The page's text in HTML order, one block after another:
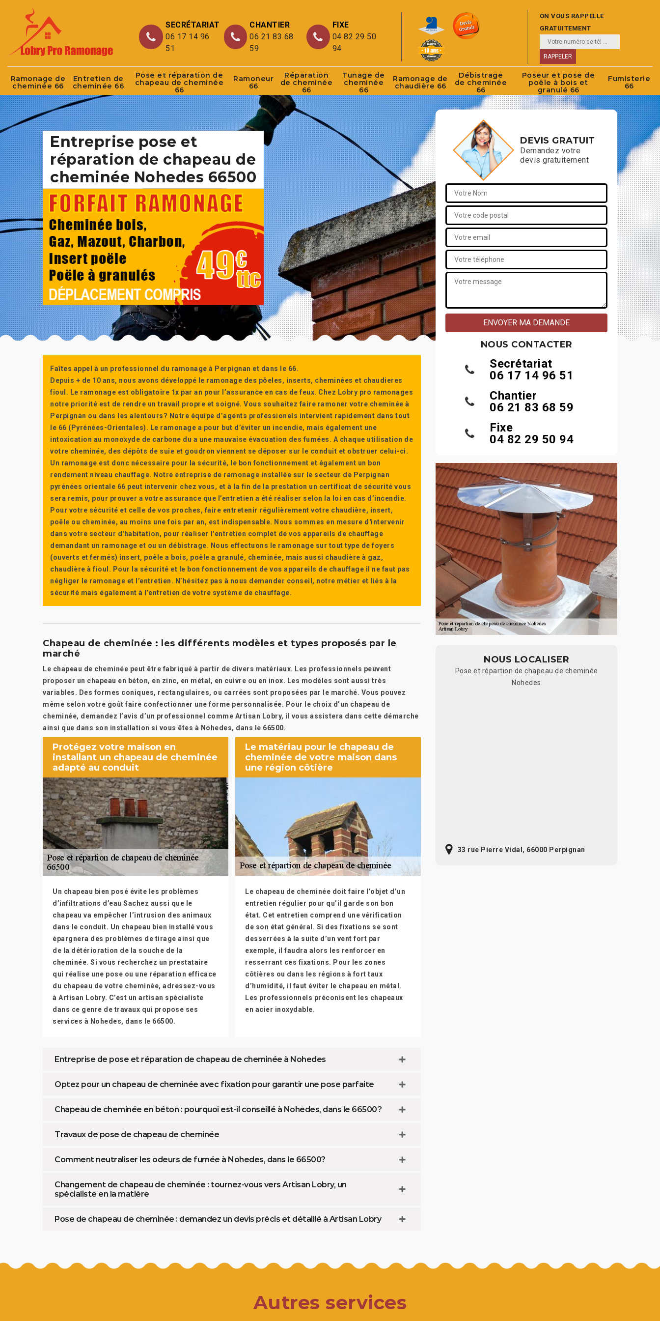
SECRÉTARIAT
06 17 14 96
51
CHANTIER
06 21 83 68
59
FIXE
04 82 29 50
94
ON VOUS RAPPELLE
GRATUITEMENT
Ramonage de
cheminée 66
Entretien de
cheminée 66
Pose et réparation de
chapeau de cheminée
66
Ramoneur
66
Réparation
de cheminée
66
Tunage de
cheminée
66
Ramonage de
chaudière 66
Débistrage
de cheminée
66
Poseur et pose de
poêle à bois et
granulé 66
Fumisterie
66
Entreprise pose et
réparation de chapeau de
cheminée Nohedes 66500
Faîtes appel à un professionnel du ramonage à Perpignan et dans le 66.
Depuis + de 10 ans, nous avons développé le ramonage des pôeles, inserts, cheminées et chaudieres
fioul. Le ramonage est obligatoire 1x par an pour l’assurance en cas de feux. Chez Lobry pro ramonages
notre priorité est de rendre un travail propre et soigné. Vous souhaitez faire ramoner votre cheminée à
Perpignan ou dans les alentours? Notre équipe d’agents professionels intervient rapidement dans tout
le 66 (Pyrénées-Orientales). Le ramonage a pour but d’éviter un incendie, mais également une
intoxication au monoxyde de carbone du a une mauvaise évacuation des fumées. A chaque utilisation de
votre cheminée, des dépôts de suie et goudron viennent se déposer sur le conduit et obstruer celui-ci.
Un ramonage est donc nécessaire pour la sécurité, le bon fonctionnement et également un bon
rendement niveau chauffage. Notre entreprise de ramonage installée sur le secteur de Perpignan
pyrénées orientale 66 peut intervenir chez vous, et à la fin de la prestation un certificat de sécurité vous
sera remis, pour prouver a votre assurance que l’entretien a été réaliser selon la loi en cas d’incendie.
Pour votre sécurité et celle de vos proches, faire entretenir régulièrement votre chaudière, insert,
poêle ou cheminée, au moins une fois par an, est indispensable. Nous sommes en mesure d'intervenir
dans votre secteur d'habitation, pour réaliser l'entretien complet de vos appareils de chauffage
demandant un ramonage et ou un débistrage. Nous effectuons le ramonage sur tout type de foyers
(ouverts et fermés) insert, poêle a bois, poêle a granulé, cheminée, mais aussi chaudière à gaz,
chaudière à fioul. Pour la sécurité et le bon fonctionnement de vos appareils de chauffage il ne faut pas
négliger le ramonage et l’entretien. N’hésitez pas à nous demander conseil, notre métier et liés à la
sécurité mais également à l’entretien de votre système de chauffage.
Chapeau de cheminée : les différents modèles et types proposés par le
marché
Le chapeau de cheminée peut être fabriqué à partir de divers matériaux. Les professionnels peuvent
proposer un chapeau en béton, en zinc, en métal, en cuivre ou en inox. Les modèles sont aussi très
variables. Des formes coniques, rectangulaires, ou carrées sont proposées par le marché. Vous pouvez
même selon votre goût faire confectionner une forme personnalisée. Pour le choix d’un chapeau de
cheminée, demandez l’avis d’un professionnel comme Artisan Lobry, il vous assistera dans cette démarche
ainsi que dans son installation si vous êtes à Nohedes, dans le 66500.
Protégez votre maison en
installant un chapeau de cheminée
adapté au conduit
Un chapeau bien posé évite les problèmes
d’infiltrations d’eau Sachez aussi que le
chapeau va empêcher l’intrusion des animaux
dans le conduit. Un chapeau bien installé vous
épargnera des problèmes de tirage ainsi que
de la détérioration de la souche de la
cheminée. Si vous recherchez un prestataire
qui réalise une pose ou une réparation efficace
du chapeau de votre cheminée, adressez-vous
à Artisan Lobry. C’est un artisan spécialiste
dans ce genre de travaux qui propose ses
services à Nohedes, dans le 66500.
Le matériau pour le chapeau de
cheminée de votre maison dans
une région côtière
Le chapeau de cheminée doit faire l’objet d’un
entretien régulier pour qu’il garde son bon
état. Cet entretien comprend une vérification
de son état général. Si des fixations se sont
desserrées à la suite d’un vent fort par
exemple, il faudra alors les renforcer en
resserrant ces fixations. Pour les zones
côtières ou dans les régions à fort taux
d’humidité, il faut éviter le chapeau en métal.
Les professionnels préconisent les chapeaux
en acier inoxydable.
Entreprise de pose et réparation de chapeau de cheminée à Nohedes
Optez pour un chapeau de cheminée avec fixation pour garantir une pose parfaite
Chapeau de cheminée en béton : pourquoi est-il conseillé à Nohedes, dans le 66500 ?
Travaux de pose de chapeau de cheminée
Comment neutraliser les odeurs de fumée à Nohedes, dans le 66500?
Changement de chapeau de cheminée : tournez-vous vers Artisan Lobry, un
spécialiste en la matière
Pose de chapeau de cheminée : demandez un devis précis et détaillé à Artisan Lobry
DEVIS GRATUIT
Demandez votre
devis gratuitement
NOUS CONTACTER
Secrétariat
06 17 14 96 51
Chantier
06 21 83 68 59
Fixe
04 82 29 50 94
NOUS LOCALISER
Pose et répartion de chapeau de cheminée
Nohedes
33 rue Pierre Vidal, 66000 Perpignan
Autres services